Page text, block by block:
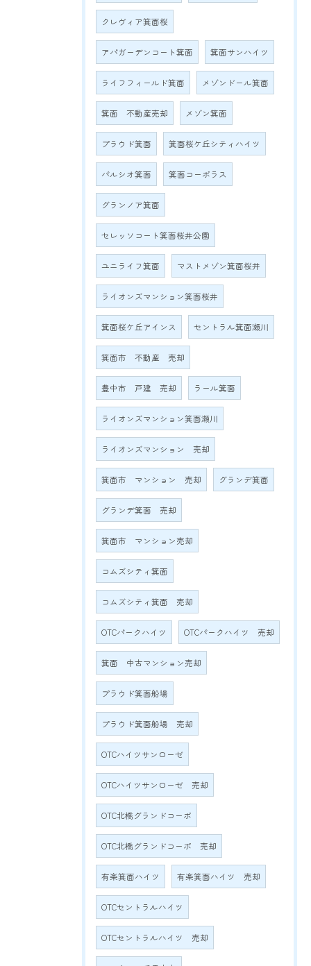
クレヴィア箕面桜
アパガーデンコート箕面 箕面サンハイツ
ライフフィールド箕面 メゾンドール箕面
箕面 不動産売却 メゾン箕面
プラウド箕面 箕面桜ケ丘シティハイツ
パルシオ箕面 箕面コーポラス
グランノア箕面
セレッソコート箕面桜井公園
ユニライフ箕面 マストメゾン箕面桜井
ライオンズマンション箕面桜井
箕面桜ケ丘アインス セントラル箕面瀬川
箕面市 不動産 売却
豊中市 戸建 売却 ラール箕面
ライオンズマンション箕面瀬川
ライオンズマンション 売却
箕面市 マンション 売却 グランデ箕面
グランデ箕面 売却
箕面市 マンション売却
コムズシティ箕面
コムズシティ箕面 売却
OTCパークハイツ OTCパークハイツ 売却
箕面 中古マンション売却
プラウド箕面船場
プラウド箕面船場 売却
OTCハイツサンローゼ
OTCハイツサンローゼ 売却
OTC北橋グランドコーポ
OTC北橋グランドコーポ 売却
有楽箕面ハイツ 有楽箕面ハイツ 売却
OTCセントラルハイツ
OTCセントラルハイツ 売却